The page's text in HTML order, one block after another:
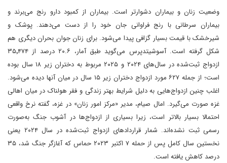
وضعیت زنان و بیماران دشوارتر است. بیماران از کمبود دارو رنج می‌برند و
بیماران سرطانی با رنج فراوانی جان خود را از دست می‌دهند. پوشک و
شیرخشک با قیمت بسیار گزافی پیدا می‌شود. برای زنان جوان بحران دیگری هم
شکل گرفته است. آسوشیتدپرس می‌گوید طبق آمار، ۲۰.۶ درصد از ۳۵٬۴۷۴
ازدواج ثبت‌شده در سال‌های ۲۰۲۴ و ۲۰۲۵ مربوط به دختران زیر ۱۸ سال بوده
است؛ از جمله ۶۲۷ مورد ازدواج دختران زیر ۱۵ سال در میان آنها دیده می‌شود.
اغلب چنین ازدواج‌هایی به دلیل شرایط بهتر زندگی و فقر هولناک در میان اهالی
غزه صورت می‌گیرد. امال صیام، مدیر «مرکز امور زنان» در غزه، گفته نرخ واقعی
احتمالا بسیار بالاتر است، زیرا بسیاری از ازدواج‌ها در آشوب جنگ به‌صورت
رسمی ثبت نشده‌اند. شمار قراردادهای ازدواج ثبت‌شده در سال ۲۰۲۴ یعنی
نخستین سال کامل پس از حمله ۷ اکتبر ۲۰۲۳ حماس که آغازگر جنگ شد، ۳۵
درصد کاهش یافته است.